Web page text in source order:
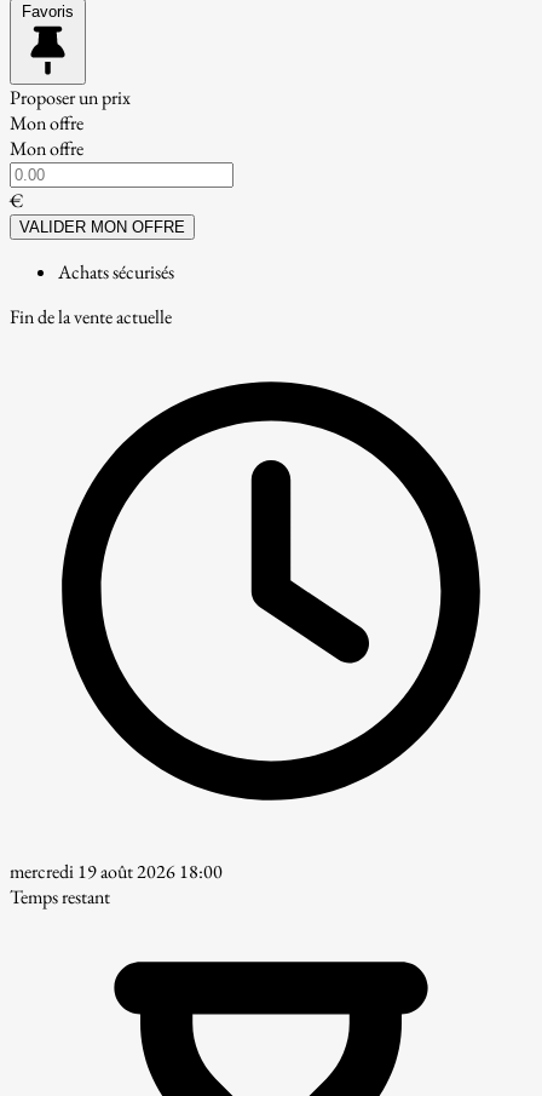
Favoris
Proposer un prix
Mon offre
Mon offre
€
VALIDER MON OFFRE
Achats sécurisés
Fin de la vente actuelle
mercredi 19 août 2026 18:00
Temps restant